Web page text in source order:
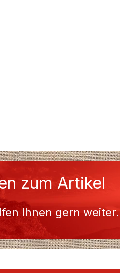
zum Artikel
Ihnen gern weiter.